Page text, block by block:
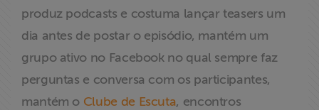
produz podcasts e costuma lançar teasers um
dia antes de postar o episódio, mantém um
grupo ativo no Facebook no qual sempre faz
perguntas e conversa com os participantes,
mantém o Clube de Escuta, encontros